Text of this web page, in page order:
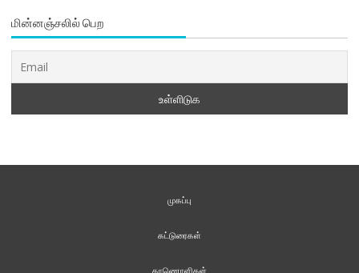
மின்னஞ்சலில் பெற
முகப்பு
கட்டுரைகள்
காணொளிகள்